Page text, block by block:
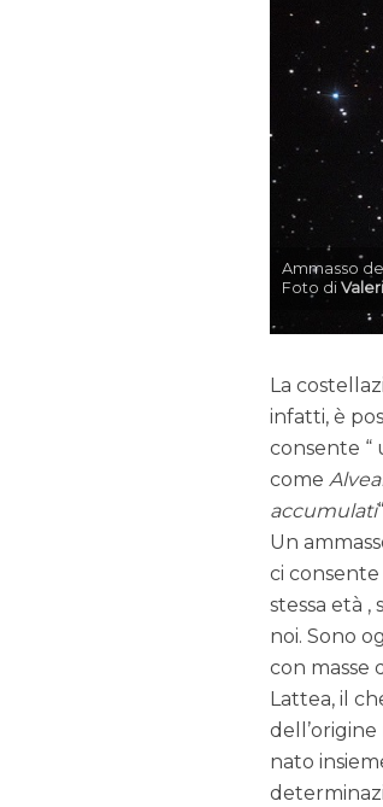
Ammasso
Foto di
La
infatti, è
consente “
come
accumulati
Un
ci
stessa età
noi. Sono
con masse
Lattea, il
nato